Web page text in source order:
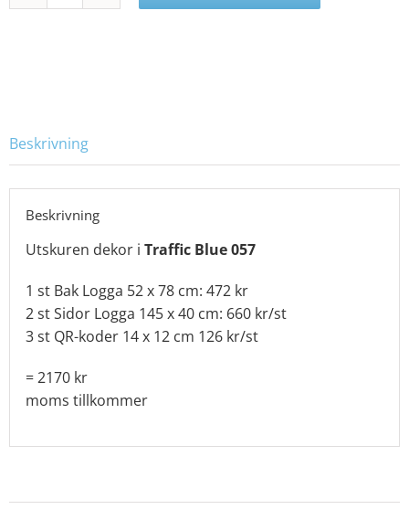
Beskrivning
Beskrivning
Utskuren dekor iTraffic Blue 057
1 st Bak Logga 52 x 78 cm: 472 kr
2 st Sidor Logga 145 x 40 cm: 660 kr/st
3 st QR-koder 14 x 12 cm 126 kr/st
= 2170 kr
moms tillkommer